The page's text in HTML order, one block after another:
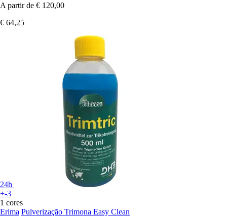
A partir de € 120,00
€ 64,25
24h
+-3
1 cores
Erima Pulverização Trimona Easy Clean